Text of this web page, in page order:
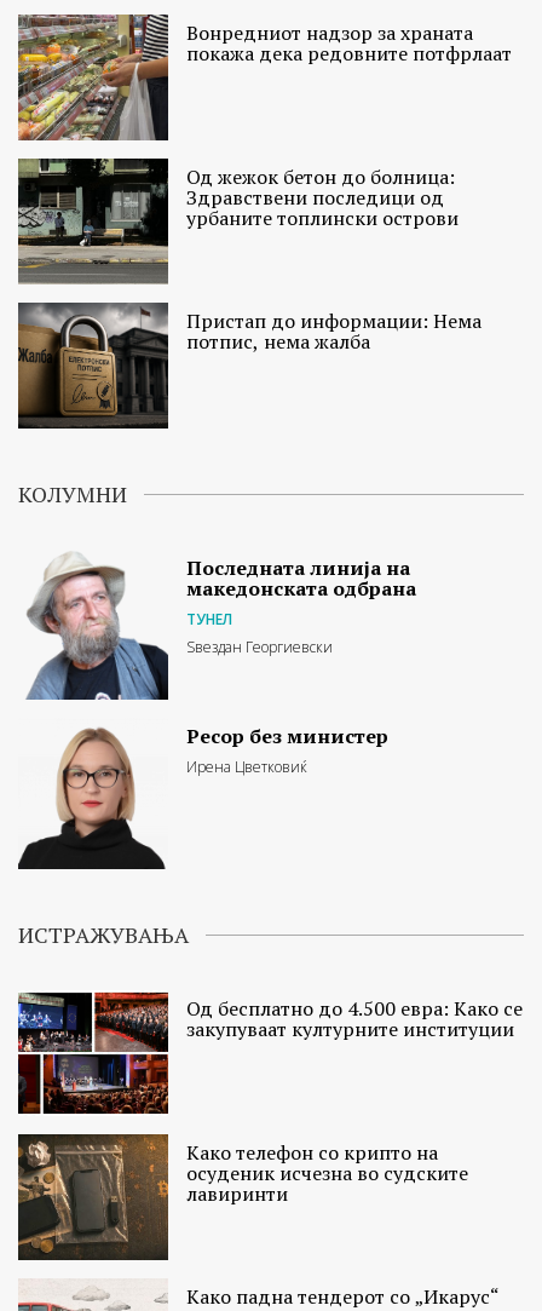
Вонредниот надзор за храната
покажа дека редовните потфрлаат
Од жежок бетон до болница:
Здравствени последици од
урбаните топлински острови
Пристап до информации: Нема
потпис, нема жалба
КОЛУМНИ
Последната линија на
македонската одбрана
ТУНЕЛ
Ѕвездан Георгиевски
Ресор без министер
Ирена Цветковиќ
ИСТРАЖУВАЊА
Од бесплатно до 4.500 евра: Како се
закупуваат културните институции
Како телефон со крипто на
осуденик исчезна во судските
лавиринти
Како падна тендерот со „Икарус“